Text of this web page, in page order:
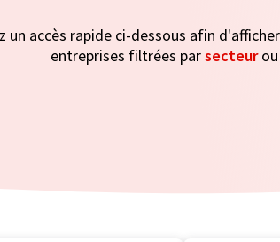
un accès rapide ci-dessous afin
entreprises filtrées parsecteurou